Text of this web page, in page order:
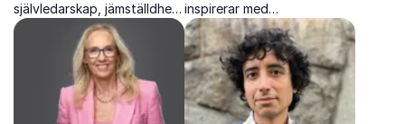
självledarskap, jämställdhet
och förändringskraft.
inspirerar med
evidensbaserade insikter om
åldrande, hälsa och hur vi
frigör äldres fulla potential